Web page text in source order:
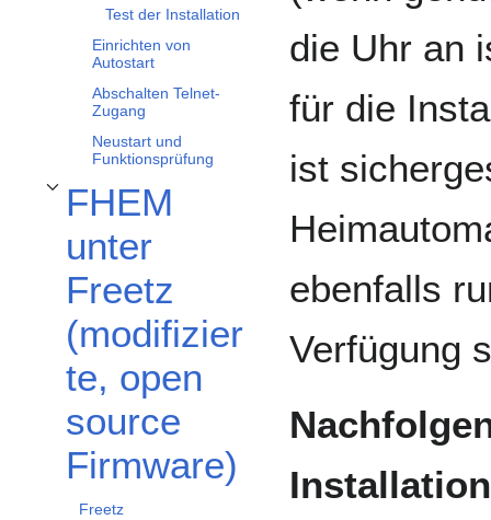
Test der Installation
Einrichten von
Autostart
Abschalten Telnet-
Zugang
Neustart und
Funktionsprüfung
FHEM
unter
Freetz
(modifizier
te, open
source
Firmware)
Unterabschnitt FHEM unter Freetz (modifizierte, open source Firmware)
Freetz
die Uhr an
für die
ist
ebenfalls
Verfügung